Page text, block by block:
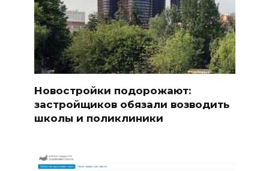
Новостройки подорожают:
застройщиков обязали возводить
школы и поликлиники